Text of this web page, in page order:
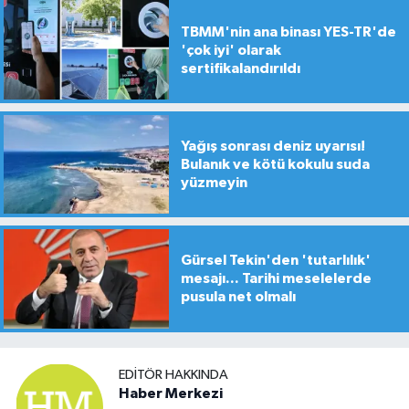
TBMM'nin ana binası YES-TR'de
'çok iyi' olarak
sertifikalandırıldı
Yağış sonrası deniz uyarısı!
Bulanık ve kötü kokulu suda
yüzmeyin
Gürsel Tekin'den 'tutarlılık'
mesajı... Tarihi meselelerde
pusula net olmalı
EDITÖR HAKKINDA
Haber Merkezi